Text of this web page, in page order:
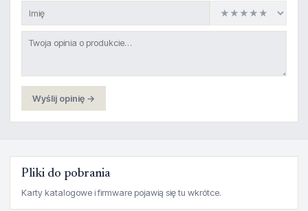
Wyślij opinię →
Pliki do pobrania
Karty katalogowe i firmware pojawią się tu wkrótce.